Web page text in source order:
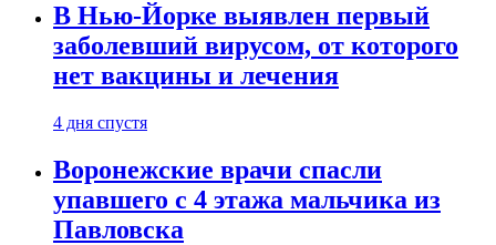
В Нью-Йорке выявлен первый
заболевший вирусом, от которого
нет вакцины и лечения
4 дня спустя
Воронежские врачи спасли
упавшего с 4 этажа мальчика из
Павловска